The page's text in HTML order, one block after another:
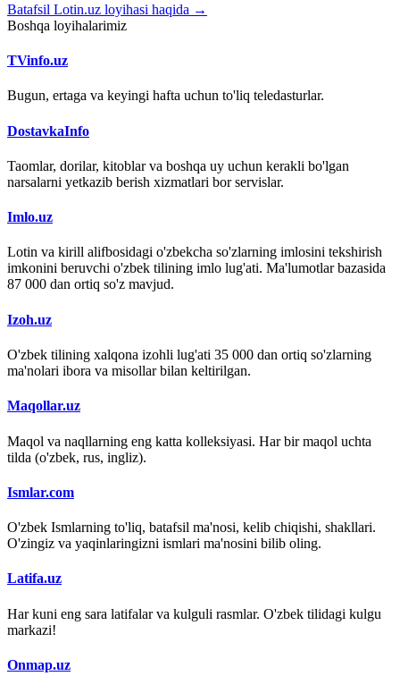
Batafsil Lotin.uz loyihasi haqida →
Boshqa loyihalarimiz
TVinfo.uz
Bugun, ertaga va keyingi hafta uchun to'liq teledasturlar.
DostavkaInfo
Taomlar, dorilar, kitoblar va boshqa uy uchun kerakli bo'lgan
narsalarni yetkazib berish xizmatlari bor servislar.
Imlo.uz
Lotin va kirill alifbosidagi o'zbekcha so'zlarning imlosini tekshirish
imkonini beruvchi o'zbek tilining imlo lug'ati. Ma'lumotlar bazasida
87 000 dan ortiq so'z mavjud.
Izoh.uz
O'zbek tilining xalqona izohli lug'ati 35 000 dan ortiq so'zlarning
ma'nolari ibora va misollar bilan keltirilgan.
Maqollar.uz
Maqol va naqllarning eng katta kolleksiyasi. Har bir maqol uchta
tilda (o'zbek, rus, ingliz).
Ismlar.com
O'zbek Ismlarning to'liq, batafsil ma'nosi, kelib chiqishi, shakllari.
O'zingiz va yaqinlaringizni ismlari ma'nosini bilib oling.
Latifa.uz
Har kuni eng sara latifalar va kulguli rasmlar. O'zbek tilidagi kulgu
markazi!
Onmap.uz